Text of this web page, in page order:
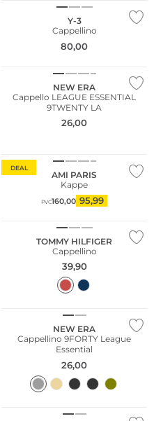
Y-3
Cappellino
80,00
NEW ERA
Cappello LEAGUE ESSENTIAL
9TWENTY LA
26,00
DEAL
AMI PARIS
Kappe
PVC160,00 95,99
TOMMY HILFIGER
Cappellino
39,90
NEW ERA
Cappellino 9FORTY League
Essential
26,00